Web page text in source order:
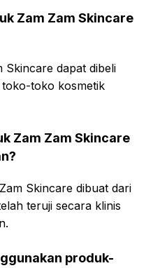
Zam Zam Skincare
Skincare dapat dibeli
toko kosmetik
Zam Zam Skincare
Skincare dibuat dari
teruji secara klinis
produk-